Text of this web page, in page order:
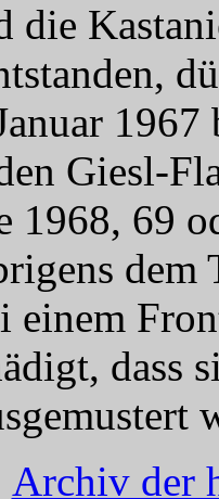
Giesl-
1968, 69
dem
einem
dass
Archiv der